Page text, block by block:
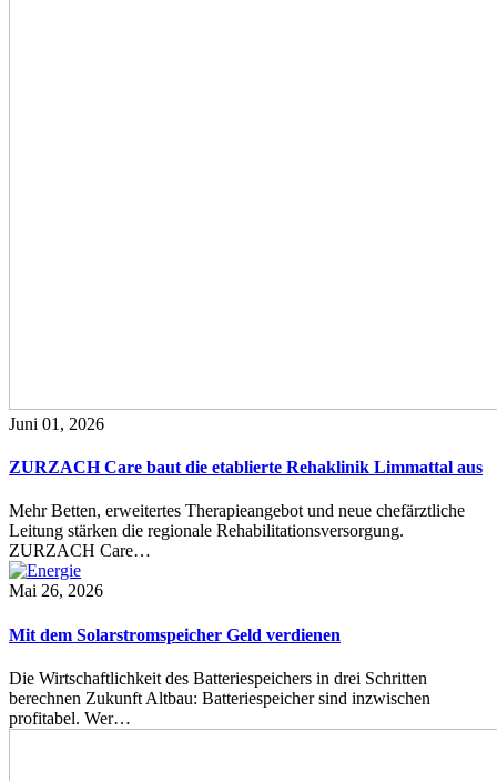
Juni 01, 2026
ZURZACH Care baut die etablierte Rehaklinik Limmattal aus
Mehr Betten, erweitertes Therapieangebot und neue chefärztliche
Leitung stärken die regionale Rehabilitationsversorgung.
ZURZACH Care…
Mai 26, 2026
Mit dem Solarstromspeicher Geld verdienen
Die Wirtschaftlichkeit des Batteriespeichers in drei Schritten
berechnen Zukunft Altbau: Batteriespeicher sind inzwischen
profitabel. Wer…